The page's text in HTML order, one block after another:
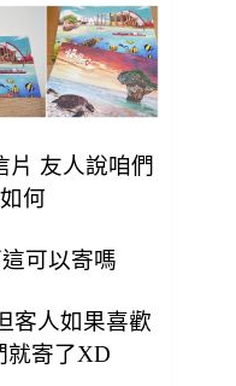
片 友人說咱們
何
可以寄嗎
客人如果喜歡
就寄了XD